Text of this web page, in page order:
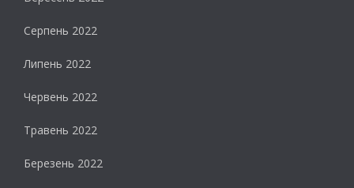
Серпень 2022
Липень 2022
Червень 2022
Травень 2022
Березень 2022